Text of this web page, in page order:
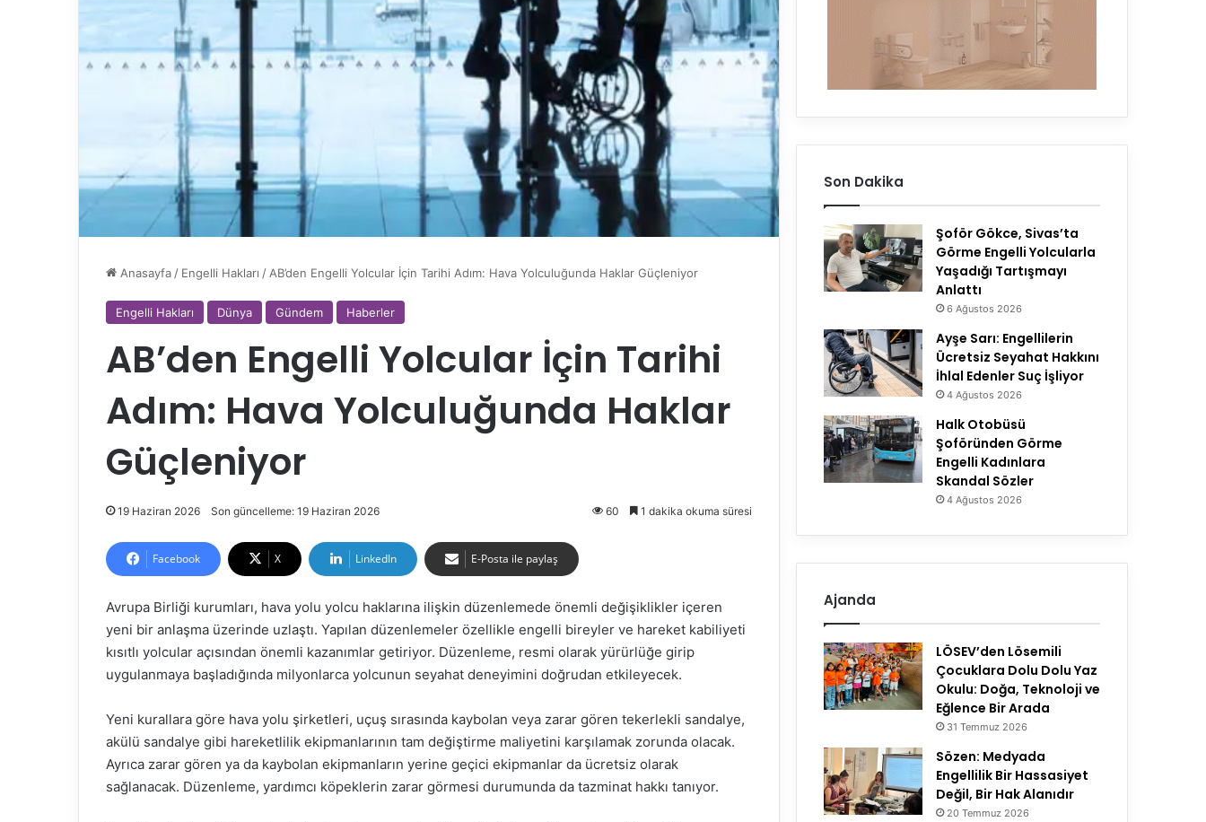
Anasayfa / Engelli Hakları / AB’den Engelli Yolcular İçin Tarihi Adım: Hava Yolculuğunda Haklar Güçleniyor
Engelli Hakları Dünya Gündem Haberler
AB’den Engelli Yolcular İçin Tarihi
Adım: Hava Yolculuğunda Haklar
Güçleniyor
19 Haziran 2026 Son güncelleme: 19 Haziran 2026 60 1 dakika okuma süresi
Facebook X LinkedIn E-Posta ile paylaş
Avrupa Birliği kurumları, hava yolu yolcu haklarına ilişkin düzenlemede önemli değişiklikler içeren
yeni bir anlaşma üzerinde uzlaştı. Yapılan düzenlemeler özellikle engelli bireyler ve hareket kabiliyeti
kısıtlı yolcular açısından önemli kazanımlar getiriyor. Düzenleme, resmi olarak yürürlüğe girip
uygulanmaya başladığında milyonlarca yolcunun seyahat deneyimini doğrudan etkileyecek.
Yeni kurallara göre hava yolu şirketleri, uçuş sırasında kaybolan veya zarar gören tekerlekli sandalye,
akülü sandalye gibi hareketlilik ekipmanlarının tam değiştirme maliyetini karşılamak zorunda olacak.
Ayrıca zarar gören ya da kaybolan ekipmanların yerine geçici ekipmanlar da ücretsiz olarak
sağlanacak. Düzenleme, yardımcı köpeklerin zarar görmesi durumunda da tazminat hakkı tanıyor.
Son Dakika
Şoför Gökce, Sivas’ta
Görme Engelli Yolcularla
Yaşadığı Tartışmayı
Anlattı
6 Ağustos 2026
Ayşe Sarı: Engellilerin
Ücretsiz Seyahat Hakkını
İhlal Edenler Suç İşliyor
4 Ağustos 2026
Halk Otobüsü
Şoföründen Görme
Engelli Kadınlara
Skandal Sözler
4 Ağustos 2026
Ajanda
LÖSEV’den Lösemili
Çocuklara Dolu Dolu Yaz
Okulu: Doğa, Teknoloji ve
Eğlence Bir Arada
31 Temmuz 2026
Sözen: Medyada
Engellilik Bir Hassasiyet
Değil, Bir Hak Alanıdır
20 Temmuz 2026